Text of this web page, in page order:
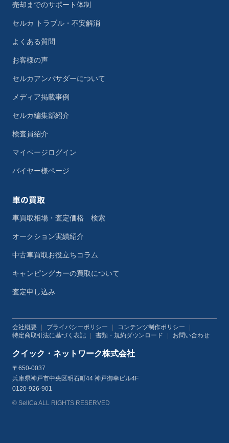
売却までのサポート体制
セルカ トラブル・不安解消
よくある質問
お客様の声
セルカアンバサダーについて
メディア掲載事例
セルカ編集部紹介
検査員紹介
マイページログイン
バイヤー様ページ
車の買取
車買取相場・査定価格 検索
オークション実績紹介
中古車買取お役立ちコラム
キャンピングカーの買取について
査定申し込み
会社概要 プライバシーポリシー コンテンツ制作ポリシー
特定商取引法に基づく表記
書類・規約ダウンロード お問い合わせ
クイック・ネットワーク株式会社
〒650-0037
兵庫県神戸市中央区明石町44 神戸御幸ビル4F
0120-926-901
© SellCa ALL RIGHTS RESERVED